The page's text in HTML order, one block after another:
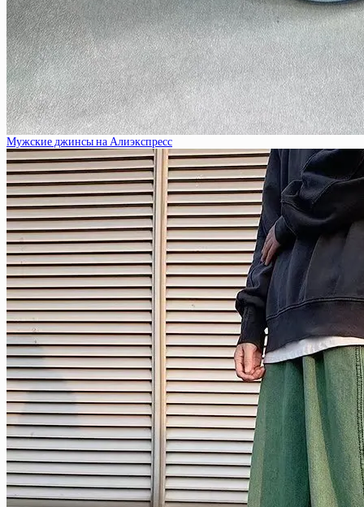
Мужские джинсы на Алиэкспресс